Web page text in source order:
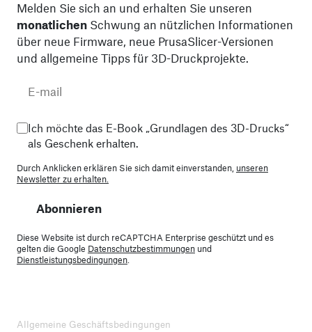
Melden Sie sich an und erhalten Sie unseren
monatlichen Schwung an nützlichen Informationen
über neue Firmware, neue PrusaSlicer-Versionen
und allgemeine Tipps für 3D-Druckprojekte.
Ich möchte das E-Book „Grundlagen des 3D-Drucks“
als Geschenk erhalten.
Durch Anklicken erklären Sie sich damit einverstanden, unseren
Newsletter zu erhalten.
Abonnieren
Diese Website ist durch reCAPTCHA Enterprise geschützt und es
gelten die Google Datenschutzbestimmungen und
Dienstleistungsbedingungen.
Allgemeine Geschäftsbedingungen